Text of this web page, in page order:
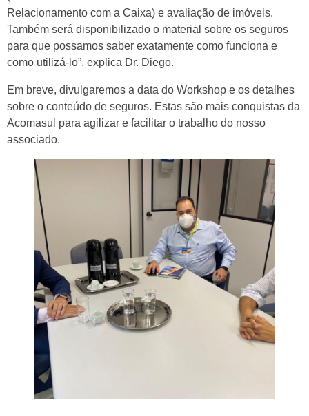
Relacionamento com a Caixa) e avaliação de imóveis.
Também será disponibilizado o material sobre os seguros
para que possamos saber exatamente como funciona e
como utilizá-lo”, explica Dr. Diego.
Em breve, divulgaremos a data do Workshop e os detalhes
sobre o conteúdo de seguros. Estas são mais conquistas da
Acomasul para agilizar e facilitar o trabalho do nosso
associado.